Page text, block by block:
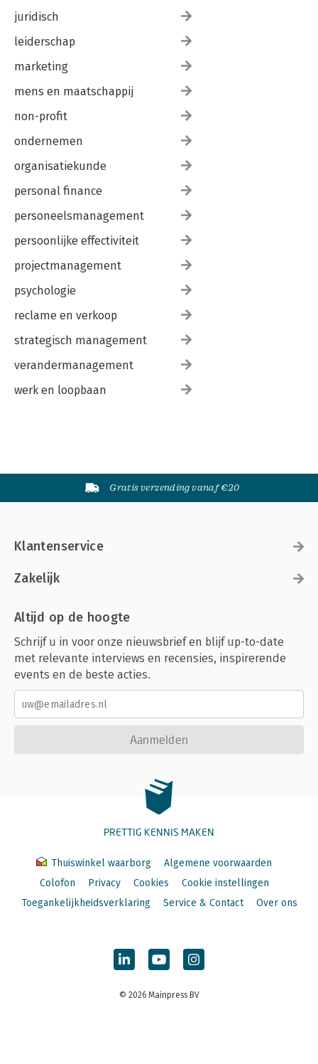
juridisch
leiderschap
marketing
mens en maatschappij
non-profit
ondernemen
organisatiekunde
personal finance
personeelsmanagement
persoonlijke effectiviteit
projectmanagement
psychologie
reclame en verkoop
strategisch management
verandermanagement
werk en loopbaan
Gratis verzending vanaf €20
Klantenservice
Zakelijk
Altijd op de hoogte
Schrijf u in voor onze nieuwsbrief en blijf up-to-date
met relevante interviews en recensies, inspirerende
events en de beste acties.
Aanmelden
PRETTIG KENNIS MAKEN
Thuiswinkel waarborg
Algemene voorwaarden
Colofon
Privacy Cookies
Cookie instellingen
Toegankelijkheidsverklaring
Service & Contact Over ons
© 2026 Mainpress BV